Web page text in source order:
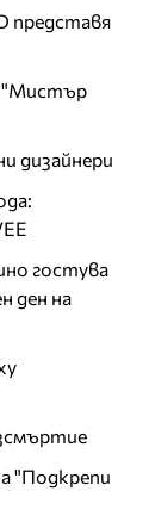
представя
"Мистър
дизайнери
гостува
ден на
"Подкрепи